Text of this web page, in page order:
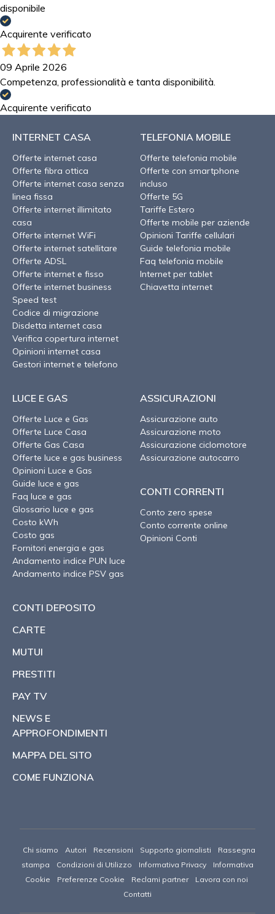
disponibile
Acquirente verificato
09 Aprile 2026
Competenza, professionalità e tanta disponibilità.
Acquirente verificato
INTERNET CASA
Offerte internet casa
Offerte fibra ottica
Offerte internet casa senza
linea fissa
Offerte internet illimitato
casa
Offerte internet WiFi
Offerte internet satellitare
Offerte ADSL
Offerte internet e fisso
Offerte internet business
Speed test
Codice di migrazione
Disdetta internet casa
Verifica copertura internet
Opinioni internet casa
Gestori internet e telefono
TELEFONIA MOBILE
Offerte telefonia mobile
Offerte con smartphone
incluso
Offerte 5G
Tariffe Estero
Offerte mobile per aziende
Opinioni Tariffe cellulari
Guide telefonia mobile
Faq telefonia mobile
Internet per tablet
Chiavetta internet
LUCE E GAS
Offerte Luce e Gas
Offerte Luce Casa
Offerte Gas Casa
Offerte luce e gas business
Opinioni Luce e Gas
Guide luce e gas
Faq luce e gas
Glossario luce e gas
Costo kWh
Costo gas
Fornitori energia e gas
Andamento indice PUN luce
Andamento indice PSV gas
ASSICURAZIONI
Assicurazione auto
Assicurazione moto
Assicurazione ciclomotore
Assicurazione autocarro
CONTI CORRENTI
Conto zero spese
Conto corrente online
Opinioni Conti
CONTI DEPOSITO
CARTE
MUTUI
PRESTITI
PAY TV
NEWS E
APPROFONDIMENTI
MAPPA DEL SITO
COME FUNZIONA
Chi siamo Autori Recensioni Supporto giornalisti
Rassegna
stampa
Condizioni di Utilizzo Informativa Privacy
Informativa
Cookie
Preferenze Cookie Reclami partner
Lavora con noi
Contatti